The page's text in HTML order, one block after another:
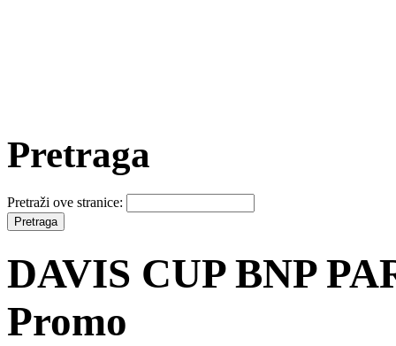
Pretraga
Pretraži ove stranice:
DAVIS CUP BNP
Promo